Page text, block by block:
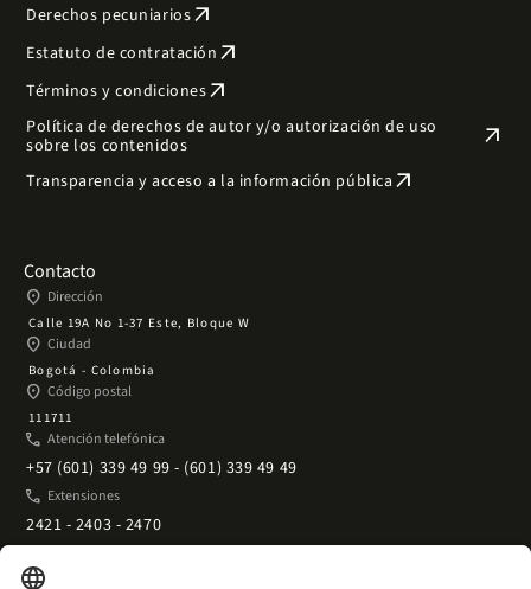
Derechos pecuniariosarrow_outward
Estatuto de contratación arrow_outward
Términos y condicionesarrow_outward
Política de derechos de autor y/o autorización de uso
sobre los contenidos
arrow_outward
Transparencia y acceso a la información pública arrow_outward
Contacto
place Dirección
Calle 19A No 1-37 Este, Bloque W
place Ciudad
Bogotá - Colombia
place Código postal
111711
phone Atención telefónica
+57 (601) 339 49 99 - (601) 339 49 49
phone Extensiones
2421 - 2403 - 2470